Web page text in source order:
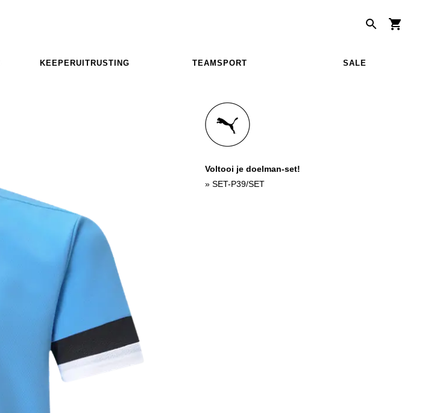
KEEPERUITRUSTING TEAMSPORT SALE
Voltooi je doelman-set!
» SET-P39/SET